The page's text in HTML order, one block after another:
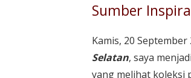
Sumber
Kamis, 20 September
Selatan, saya
yang melihat koleksi